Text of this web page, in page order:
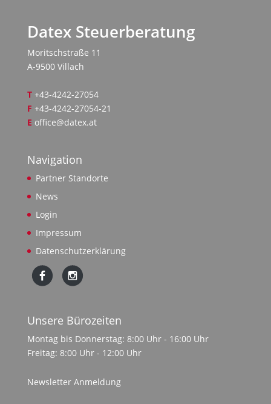
Datex Steuerberatung
Moritschstraße 11
A-9500 Villach
T+43-4242-27054
F +43-4242-27054-21
E office@datex.at
Navigation
Partner Standorte
News
Login
Impressum
Datenschutzerklärung
Unsere Bürozeiten
Montag bis Donnerstag: 8:00 Uhr - 16:00 Uhr
Freitag: 8:00 Uhr - 12:00 Uhr
Newsletter Anmeldung